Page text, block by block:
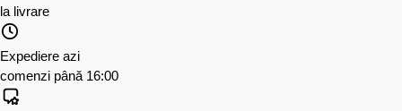
la livrare
Expediere azi
comenzi până 16:00